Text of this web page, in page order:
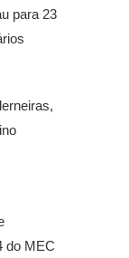
para 23
do MEC